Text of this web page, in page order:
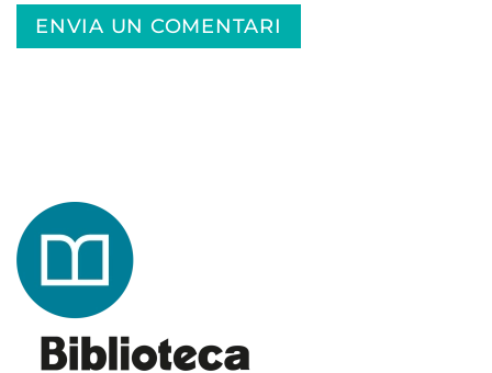
ENVIA UN COMENTARI